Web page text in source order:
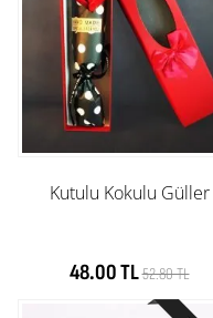
Kutulu Kokulu Güller
48.00 TL52.80 TL